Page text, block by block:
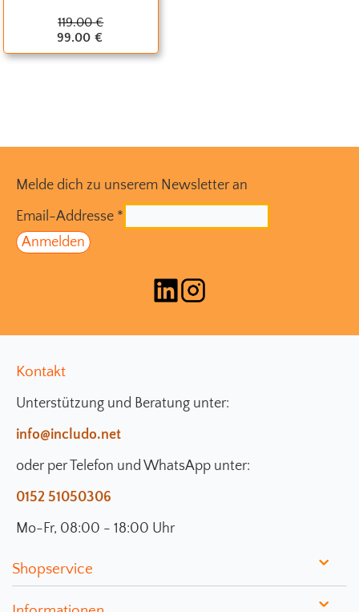
119.00 €
99.00 €
Melde dich zu unserem Newsletter an
Email-Addresse *
Kontakt
Unterstützung und Beratung unter:
info@includo.net
oder per Telefon und WhatsApp unter:
0152 51050306
Mo-Fr, 08:00 - 18:00 Uhr
Shopservice